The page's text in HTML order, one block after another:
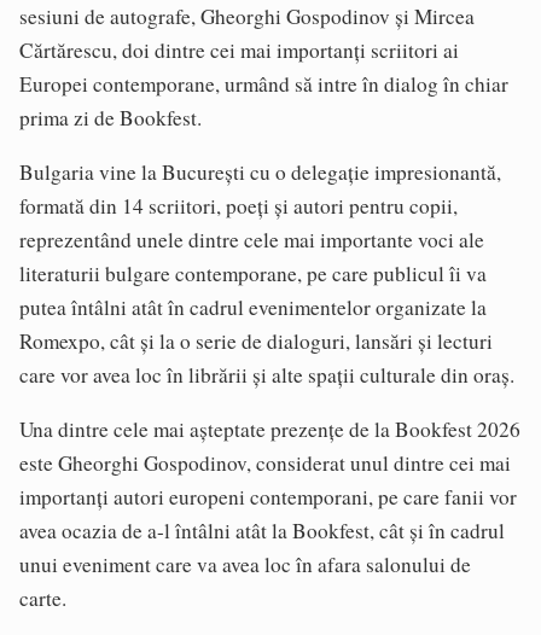
sesiuni de autografe, Gheorghi Gospodinov și Mircea
Cărtărescu, doi dintre cei mai importanți scriitori ai
Europei contemporane, urmând să intre în dialog în chiar
prima zi de Bookfest.
Bulgaria vine la București cu o delegație impresionantă,
formată din 14 scriitori, poeți și autori pentru copii,
reprezentând unele dintre cele mai importante voci ale
literaturii bulgare contemporane, pe care publicul îi va
putea întâlni atât în cadrul evenimentelor organizate la
Romexpo, cât și la o serie de dialoguri, lansări și lecturi
care vor avea loc în librării și alte spații culturale din oraș.
Una dintre cele mai așteptate prezențe de la Bookfest 2026
este Gheorghi Gospodinov, considerat unul dintre cei mai
importanți autori europeni contemporani, pe care fanii vor
avea ocazia de a-l întâlni atât la Bookfest, cât și în cadrul
unui eveniment care va avea loc în afara salonului de
carte.